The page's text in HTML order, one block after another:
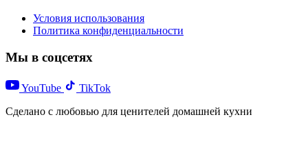
Условия использования
Политика конфиденциальности
Мы в соцсетях
YouTube
TikTok
Сделано с любовью для ценителей домашней кухни